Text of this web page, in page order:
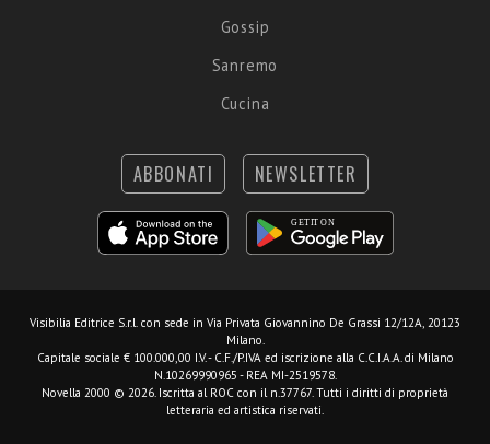
Gossip
Sanremo
Cucina
ABBONATI NEWSLETTER
Visibilia Editrice S.r.l. con sede in Via Privata Giovannino De Grassi 12/12A, 20123
Milano.
Capitale sociale € 100.000,00 I.V. - C.F./P.IVA ed iscrizione alla C.C.I.A.A. di Milano
N.10269990965 - REA MI-2519578.
Novella 2000 © 2026. Iscritta al ROC con il n.37767. Tutti i diritti di proprietà
letteraria ed artistica riservati.